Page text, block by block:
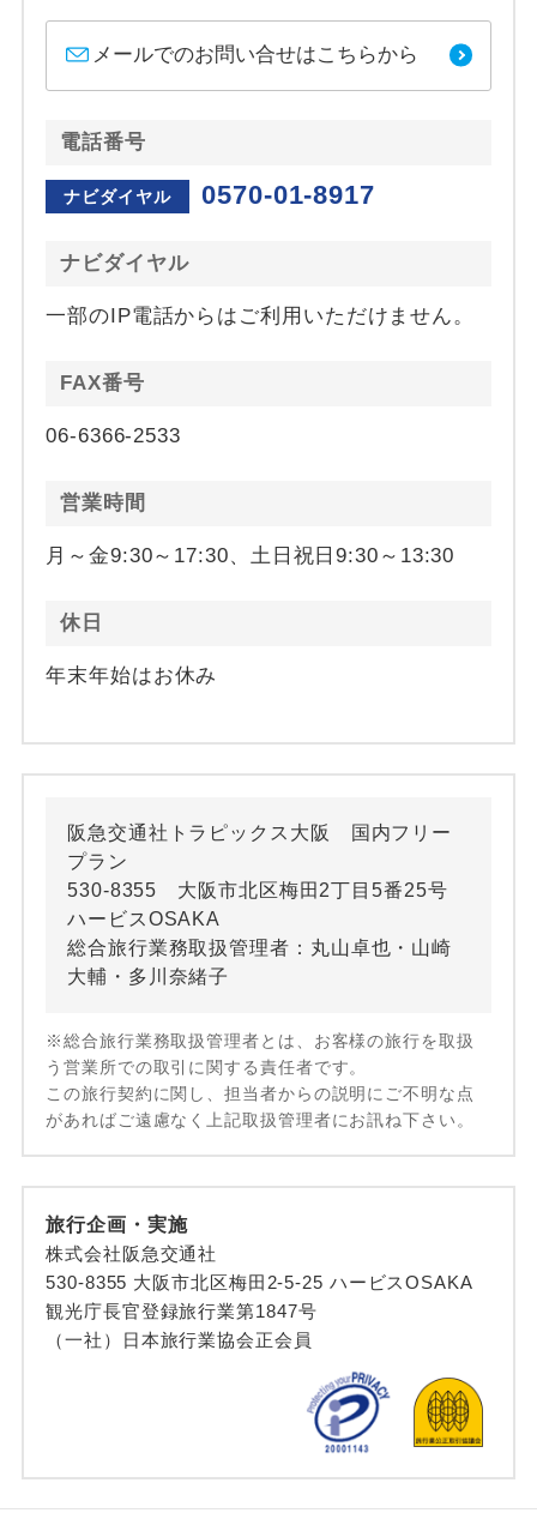
メールでのお問い合せはこちらから
電話番号
ナビダイヤル 0570-01-8917
ナビダイヤル
一部のIP電話からはご利用いただけません。
FAX番号
06-6366-2533
営業時間
月～金9:30～17:30、土日祝日9:30～13:30
休日
年末年始はお休み
阪急交通社トラピックス大阪 国内フリー
プラン
530-8355 大阪市北区梅田2丁目5番25号
ハービスOSAKA
総合旅行業務取扱管理者：丸山卓也・山崎
大輔・多川奈緒子
※総合旅行業務取扱管理者とは、お客様の旅行を取扱
う営業所での取引に関する責任者です。
この旅行契約に関し、担当者からの説明にご不明な点
があればご遠慮なく上記取扱管理者にお訊ね下さい。
旅行企画・実施
株式会社阪急交通社
530-8355 大阪市北区梅田2-5-25 ハービスOSAKA
観光庁長官登録旅行業第1847号
（一社）日本旅行業協会正会員